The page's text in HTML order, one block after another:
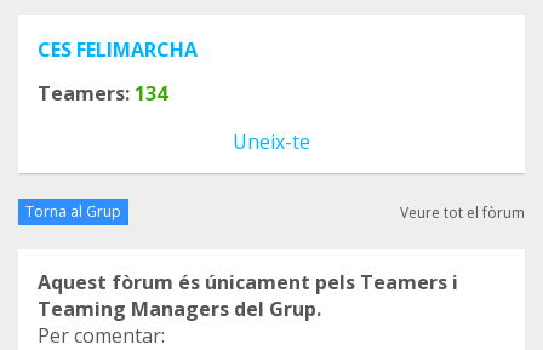
CES FELIMARCHA
Teamers: 134
Uneix-te
Torna al Grup Veure tot el fòrum
Aquest fòrum és únicament pels Teamers i
Teaming Managers del Grup.
Per comentar: